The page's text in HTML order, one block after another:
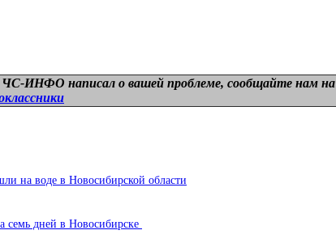
ИНФО написал о вашей проблеме, сообщайте нам на
на воде в Новосибирской области
семь дней в Новосибирске